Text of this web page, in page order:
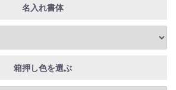
名入れ書体
箱押し色を選ぶ